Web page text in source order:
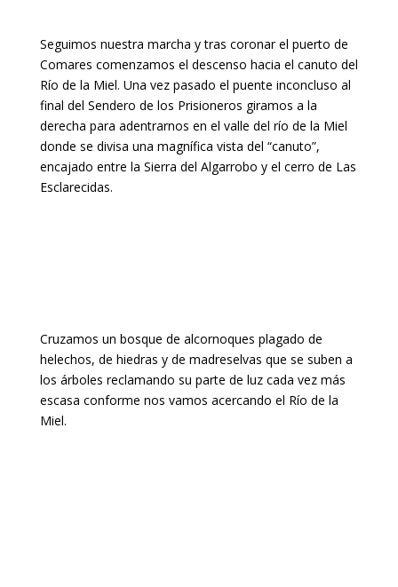
Seguimos nuestra marcha y tras coronar el puerto de
Comares comenzamos el descenso hacia el canuto del
Río de la Miel. Una vez pasado el puente inconcluso al
final del Sendero de los Prisioneros giramos a la
derecha para adentrarnos en el valle del río de la Miel
donde se divisa una magnífica vista del “canuto”,
encajado entre la Sierra del Algarrobo y el cerro de Las
Esclarecidas.
Cruzamos un bosque de alcornoques plagado de
helechos, de hiedras y de madreselvas que se suben a
los árboles reclamando su parte de luz cada vez más
escasa conforme nos vamos acercando el Río de la
Miel.